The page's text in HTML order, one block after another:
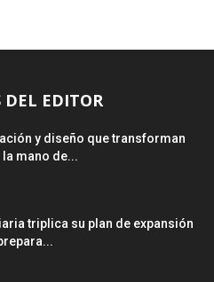
DEL EDITOR
y diseño que transforman
mano de...
triplica su plan de expansión